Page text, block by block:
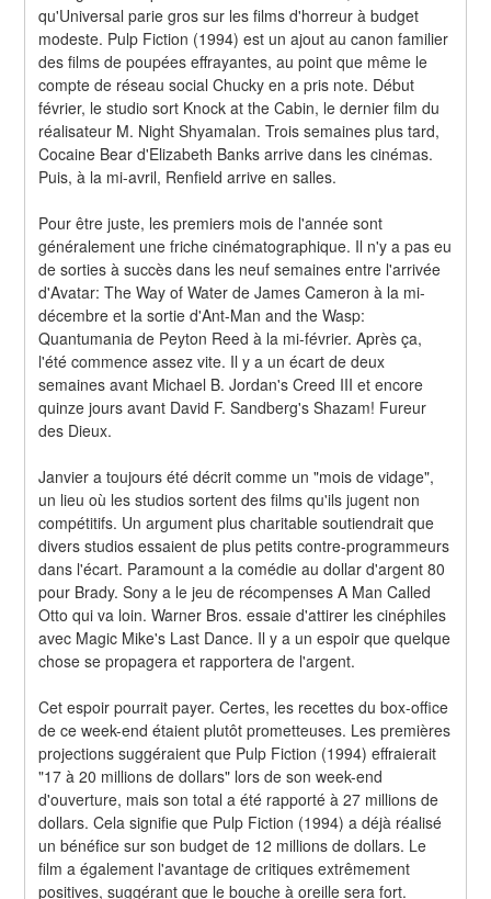
qu'Universal parie gros sur les films d'horreur à budget
modeste. Pulp Fiction (1994) est un ajout au canon familier
des films de poupées effrayantes, au point que même le
compte de réseau social Chucky en a pris note. Début
février, le studio sort Knock at the Cabin, le dernier film du
réalisateur M. Night Shyamalan. Trois semaines plus tard,
Cocaine Bear d'Elizabeth Banks arrive dans les cinémas.
Puis, à la mi-avril, Renfield arrive en salles.
Pour être juste, les premiers mois de l'année sont
généralement une friche cinématographique. Il n'y a pas eu
de sorties à succès dans les neuf semaines entre l'arrivée
d'Avatar: The Way of Water de James Cameron à la mi-
décembre et la sortie d'Ant-Man and the Wasp:
Quantumania de Peyton Reed à la mi-février. Après ça,
l'été commence assez vite. Il y a un écart de deux
semaines avant Michael B. Jordan's Creed III et encore
quinze jours avant David F. Sandberg's Shazam! Fureur
des Dieux.
Janvier a toujours été décrit comme un "mois de vidage",
un lieu où les studios sortent des films qu'ils jugent non
compétitifs. Un argument plus charitable soutiendrait que
divers studios essaient de plus petits contre-programmeurs
dans l'écart. Paramount a la comédie au dollar d'argent 80
pour Brady. Sony a le jeu de récompenses A Man Called
Otto qui va loin. Warner Bros. essaie d'attirer les cinéphiles
avec Magic Mike's Last Dance. Il y a un espoir que quelque
chose se propagera et rapportera de l'argent.
Cet espoir pourrait payer. Certes, les recettes du box-office
de ce week-end étaient plutôt prometteuses. Les premières
projections suggéraient que Pulp Fiction (1994) effraierait
"17 à 20 millions de dollars" lors de son week-end
d'ouverture, mais son total a été rapporté à 27 millions de
dollars. Cela signifie que Pulp Fiction (1994) a déjà réalisé
un bénéfice sur son budget de 12 millions de dollars. Le
film a également l'avantage de critiques extrêmement
positives, suggérant que le bouche à oreille sera fort.